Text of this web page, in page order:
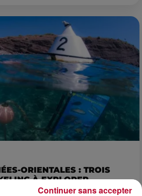
ORIENTALES : TROIS
À EXPLORER...
de plongée lourdes ni de diplômes
Continuer sans accepter